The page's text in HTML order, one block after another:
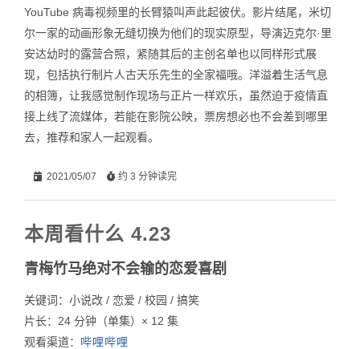
YouTube 病毒视频里的长臂猿叫声此起彼伏。影片结尾，米切
尔一家的动画形象无缝切换为他们的现实原型，导演迈克尔·里
安达幼时的露营合照，紧随其后的主创名单也以同样形式展
现，包括执行制片人古天乐先生的全家福哦。洋溢着生活气息
的相簿，让我感觉制作现场与正片一样欢乐，虽然迫于疫情直
接上线了流媒体，若能在影院公映，票房想必也不会差到哪里
去，推荐和家人一起观看。
2021/05/07 约 3 分钟读完
本周看什么 4.23
青梅竹马绝对不会输的恋爱喜剧
关键词：小说改 / 恋爱 / 校园 / 搞笑
片长：24 分钟（单集）× 12 集
观看渠道： 哔哩哔哩